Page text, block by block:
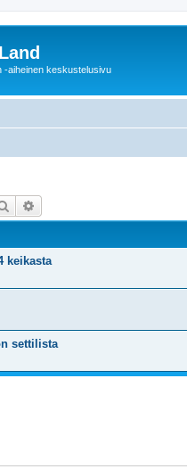
-aiheinen keskustelusivu
Etsi
keikasta
settilista